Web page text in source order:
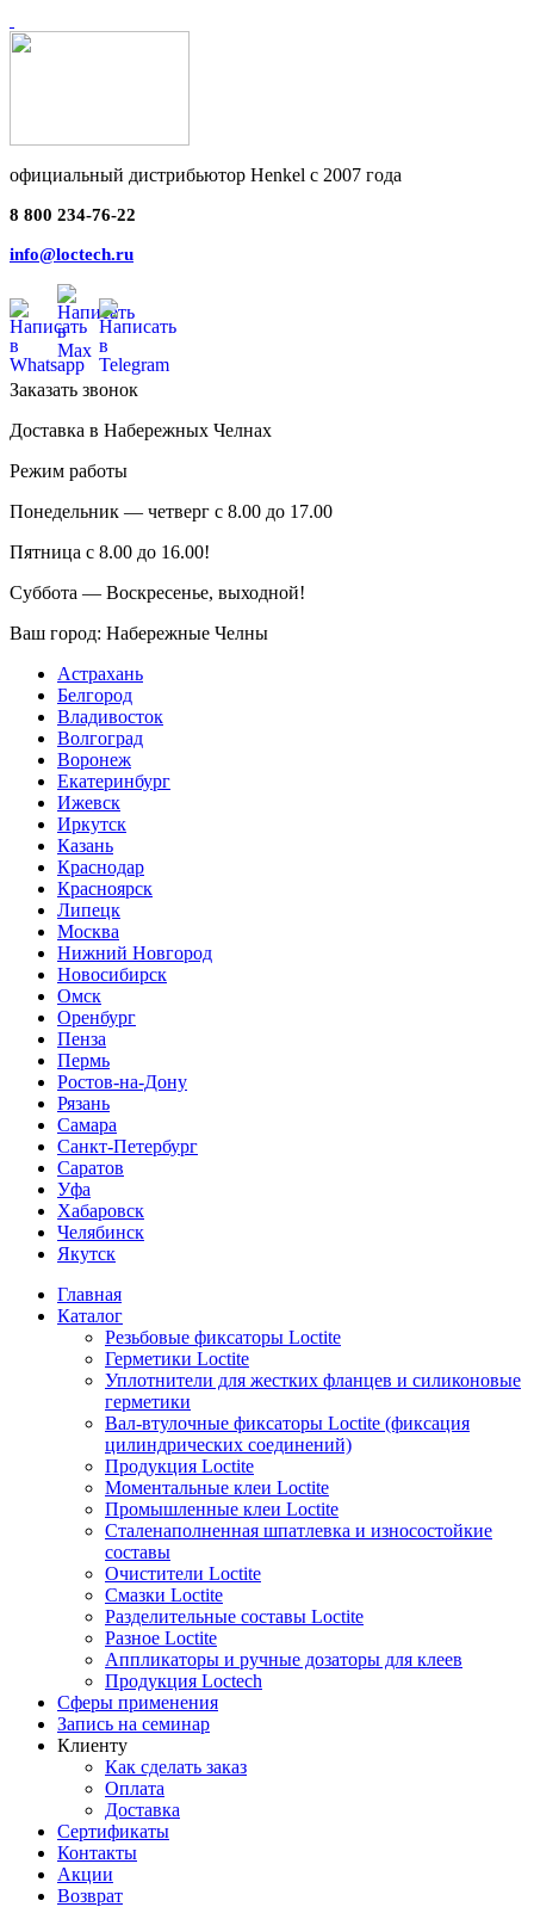
официальный дистрибьютор Henkel с 2007 года
8 800 234-76-22
info@loctech.ru
Заказать звонок
Доставка в Набережных Челнах
Режим работы
Понедельник — четверг с 8.00 до 17.00
Пятница с 8.00 до 16.00!
Суббота — Воскресенье, выходной!
Ваш город: Набережные Челны
Астрахань
Белгород
Владивосток
Волгоград
Воронеж
Екатеринбург
Ижевск
Иркутск
Казань
Краснодар
Красноярск
Липецк
Москва
Нижний Новгород
Новосибирск
Омск
Оренбург
Пенза
Пермь
Ростов-на-Дону
Рязань
Самара
Санкт-Петербург
Саратов
Уфа
Хабаровск
Челябинск
Якутск
Главная
Каталог
Резьбовые фиксаторы Loctite
Герметики Loctite
Уплотнители для жестких фланцев и силиконовые
герметики
Вал-втулочные фиксаторы Loctite (фиксация
цилиндрических соединений)
Продукция Loctite
Моментальные клеи Loctite
Промышленные клеи Loctite
Сталенаполненная шпатлевка и износостойкие
составы
Очистители Loctite
Смазки Loctite
Разделительные составы Loctite
Разное Loctite
Аппликаторы и ручные дозаторы для клеев
Продукция Loctech
Сферы применения
Запись на семинар
Клиенту
Как сделать заказ
Оплата
Доставка
Сертификаты
Контакты
Акции
Возврат